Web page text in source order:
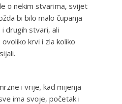
o nekim stvarima, svijet
bi bilo malo čupanja
drugih stvari, ali
krvi i zla koliko
i vrije, kad mijenja
ima svoje, početak i